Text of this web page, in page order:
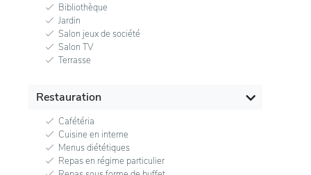
Bibliothèque
Jardin
Salon jeux de société
Salon TV
Terrasse
Restauration
Cafétéria
Cuisine en interne
Menus diététiques
Repas en régime particulier